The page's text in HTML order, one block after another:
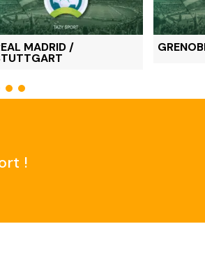
MADRID /
!